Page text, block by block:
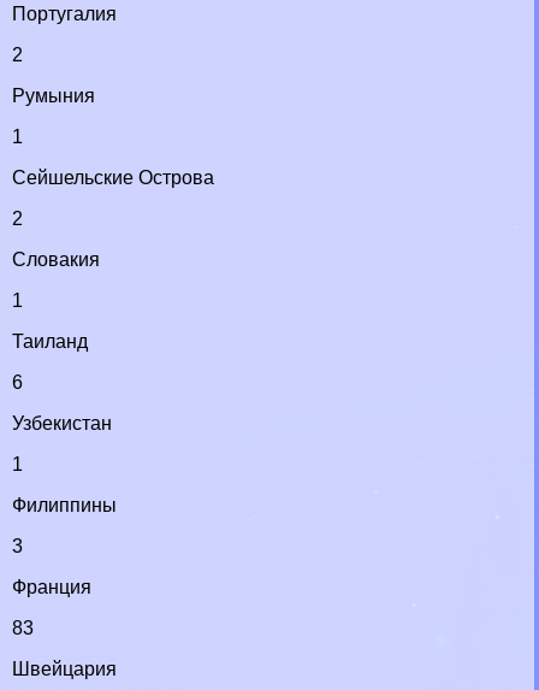
Португалия
2
Румыния
1
Сейшельские Острова
2
Словакия
1
Таиланд
6
Узбекистан
1
Филиппины
3
Франция
83
Швейцария